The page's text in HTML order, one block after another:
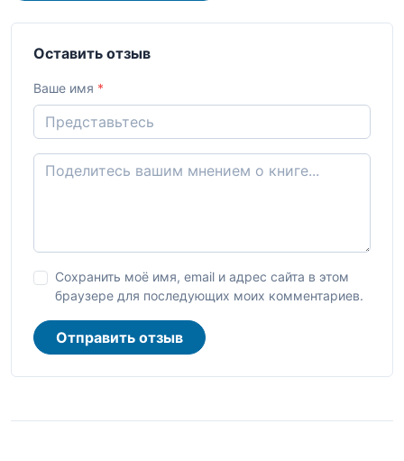
Оставить отзыв
Ваше имя *
Сохранить моё имя, email и адрес сайта в этом
браузере для последующих моих комментариев.
Отправить отзыв